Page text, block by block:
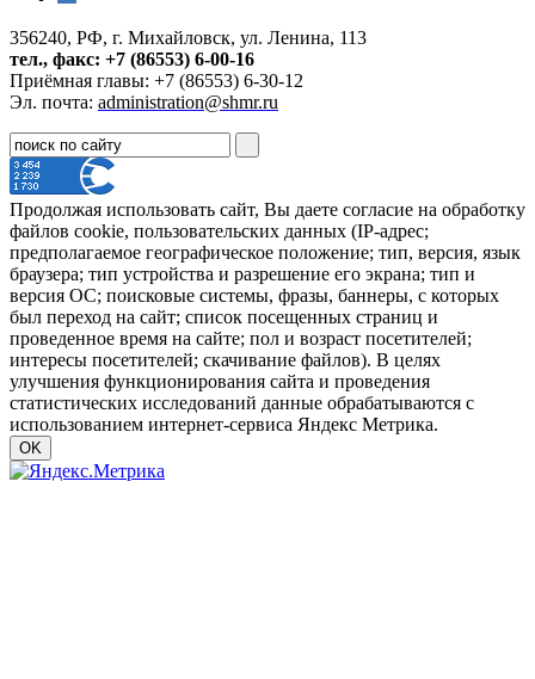
356240, РФ, г. Михайловск, ул. Ленина, 113
тел., факс: +7 (86553) 6-00-16
Приёмная главы: +7 (86553) 6-30-12
Эл. почта: administration@shmr.ru
Продолжая использовать сайт, Вы даете согласие на обработку
файлов cookie, пользовательских данных (IP-адрес;
предполагаемое географическое положение; тип, версия, язык
браузера; тип устройства и разрешение его экрана; тип и
версия ОС; поисковые системы, фразы, баннеры, с которых
был переход на сайт; список посещенных страниц и
проведенное время на сайте; пол и возраст посетителей;
интересы посетителей; скачивание файлов). В целях
улучшения функционирования сайта и проведения
статистических исследований данные обрабатываются с
использованием интернет-сервиса Яндекс Метрика.
OK